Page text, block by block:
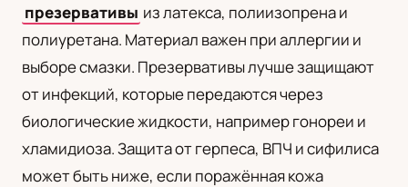
презервативы из латекса, полиизопрена и
полиуретана. Материал важен при аллергии и
выборе смазки. Презервативы лучше защищают
от инфекций, которые передаются через
биологические жидкости, например гонореи и
хламидиоза. Защита от герпеса, ВПЧ и сифилиса
может быть ниже, если поражённая кожа